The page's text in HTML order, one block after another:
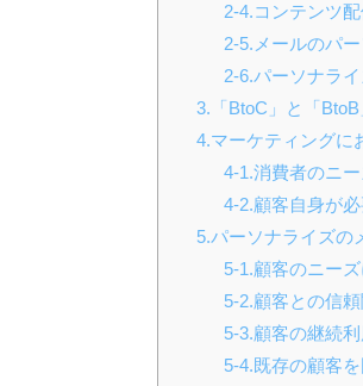
2-4.コンテンツ
2-5.メールのパ
2-6.パーソナラ
3.「BtoC」と「
4.マーケティングに
4-1.消費者のニ
4-2.顧客自身が
5.パーソナライズの
5-1.顧客のニー
5-2.顧客との信
5-3.顧客の継続
5-4.既存の顧客